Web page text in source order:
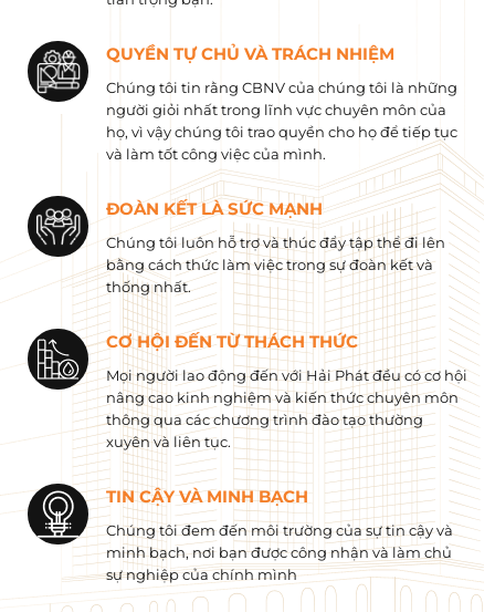
QUYỀN TỰ CHỦ VÀ TRÁCH NHIỆM
Chúng tôi tin rằng CBNV của chúng tôi là những
người giỏi nhất trong lĩnh vực chuyên môn của
họ, vì vậy chúng tôi trao quyền cho họ để tiếp tục
và làm tốt công việc của mình.
ĐOÀN KẾT LÀ SỨC MẠNH
Chúng tôi luôn hỗ trợ và thúc đẩy tập thể đi lên
bằng cách thức làm việc trong sự đoàn kết và
thống nhất.
CƠ HỘI ĐẾN TỪ THÁCH THỨC
Mọi người lao động đến với Hải Phát đều có cơ hội
nâng cao kinh nghiệm và kiến ​​thức chuyên môn
thông qua các chương trình đào tạo thường
xuyên và liên tục.
TIN CẬY VÀ MINH BẠCH
Chúng tôi đem đến môi trường của sự tin cậy và
minh bạch, nơi bạn được công nhận và làm chủ
sự nghiệp của chính mình